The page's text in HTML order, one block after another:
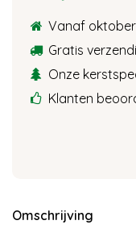
Vanaf
Gratis
Onze
Klanten
Omschrijving